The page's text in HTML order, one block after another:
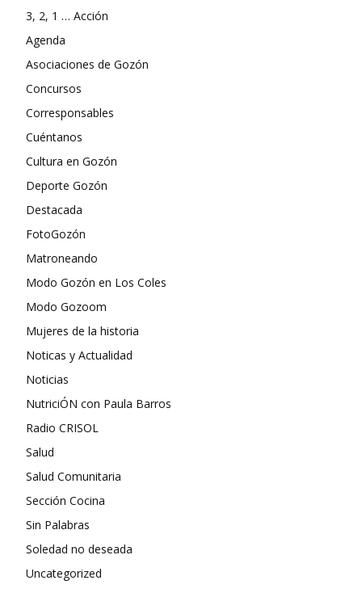
3, 2, 1 … Acción
Agenda
Asociaciones de Gozón
Concursos
Corresponsables
Cuéntanos
Cultura en Gozón
Deporte Gozón
Destacada
FotoGozón
Matroneando
Modo Gozón en Los Coles
Modo Gozoom
Mujeres de la historia
Noticas y Actualidad
Noticias
NutriciÓN con Paula Barros
Radio CRISOL
Salud
Salud Comunitaria
Sección Cocina
Sin Palabras
Soledad no deseada
Uncategorized